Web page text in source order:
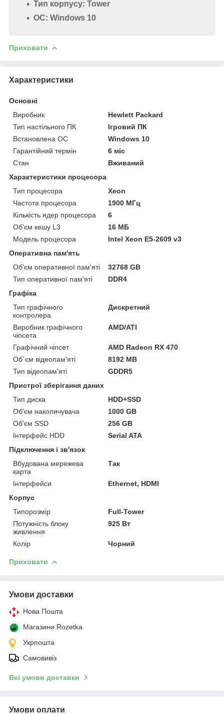
Тип корпусу: Tower
ОС: Windows 10
Приховати
Характеристики
Основні
Виробник
Hewlett Packard
Тип настільного ПК
Ігровий ПК
Встановлена ОС
Windows 10
Гарантійний термін
6 міс
Стан
Вживаний
Характеристики процесора
Тип процесора
Xeon
Частота процесора
1900 МГц
Кількість ядер процесора
6
Об'єм кешу L3
16 МБ
Модель процесора
Intel Xeon E5-2609 v3
Оперативна пам'ять
Об'єм оперативної пам'яті
32768 GB
Тип оперативної пам'яті
DDR4
Графіка
Тип графічного
контролера
Дискретний
Виробник графічного
чіпсета
AMD/ATI
Графічний чіпсет
AMD Radeon RX 470
Об`єм відеопам'яті
8192 MB
Тип відеопам'яті
GDDR5
Пристрої зберігання даних
Тип диска
HDD+SSD
Об'єм накопичувача
1000 GB
Об'єм SSD
256 GB
Інтерфейс HDD
Serial ATA
Підключення і зв'язок
Вбудована мережева
карта
Так
Інтерфейси
Ethernet, HDMI
Корпус
Типорозмір
Full-Tower
Потужність блоку
живлення
925 Вт
Колір Чорний
Приховати
Умови доставки
Нова Пошта
Магазини Rozetka
Укрпошта
Самовивіз
Всі умови доставки
Умови оплати